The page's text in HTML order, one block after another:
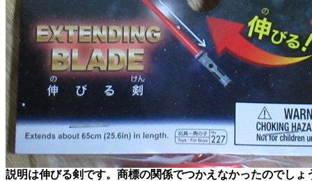
説明は伸びる剣です。商標の関係でつかえなかったのでしょ